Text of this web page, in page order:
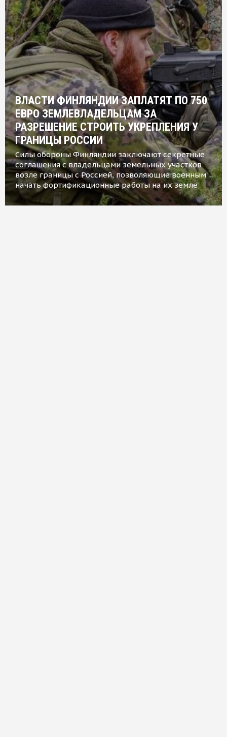
ВЛАСТИ ФИНЛЯНДИИ ЗАПЛАТЯТ ПО 750
ЕВРО ЗЕМЛЕВЛАДЕЛЬЦАМ ЗА
РАЗРЕШЕНИЕ СТРОИТЬ УКРЕПЛЕНИЯ У
ГРАНИЦЫ РОССИИ
Силы обороны Финляндии заключают секретные
соглашения с владельцами земельных участков
возле границы с Россией, позволяющие военным
начать фортификационные работы на их земле